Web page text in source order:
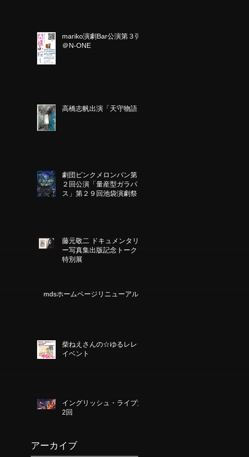
mariko演劇Bar公演第３弾
＠N-ONE
高橋志帆出演「天守物語」
劇団ピンクメロンパン第１
２回公演「量産型ガラパゴ
ス」第２９回池袋演劇祭参
藤元敬二 ドキュメンタリ
ー写真集出版記念トーク＆
特別展
mdsホームページリニューアル
柴ねえさんの☆ゆるレレ☆
イベント
イングリッシュ・ライブ第
2回
アーカイブ